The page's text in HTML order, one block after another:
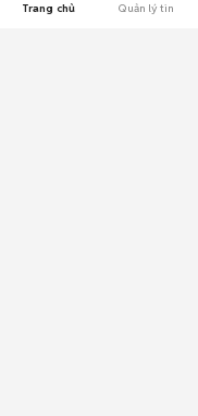
Trang chủ Quản lý tin